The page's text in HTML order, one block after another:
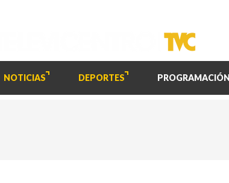
NOTICIAS DEPORTES PROGRAMACIÓN